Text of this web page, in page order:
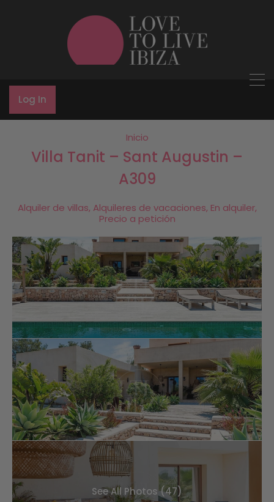
Log In
Inicio
Villa Tanit – Sant Augustin –
A309
Alquiler de villas, Alquileres de vacaciones, En alquiler,
Precio a petición
See All Photos (47)